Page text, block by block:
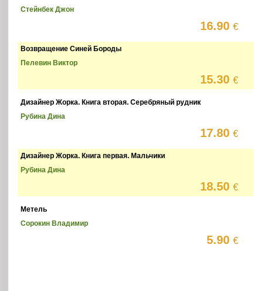
Стейнбек Джон
16.90€
Возвращение Синей Бороды
Пелевин Виктор
15.30€
Дизайнер Жорка. Книга вторая. Серебряный рудник
Рубина Дина
17.80€
Дизайнер Жорка. Книга первая. Мальчики
Рубина Дина
18.50€
Метель
Сорокин Владимир
5.90€